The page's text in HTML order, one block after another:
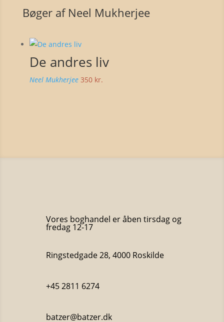
Bøger af Neel Mukherjee
De andres liv
Neel Mukherjee 350 kr.
Vores boghandel er åben tirsdag og
fredag 12-17
Ringstedgade 28, 4000 Roskilde
+45 2811 6274
batzer@batzer.dk